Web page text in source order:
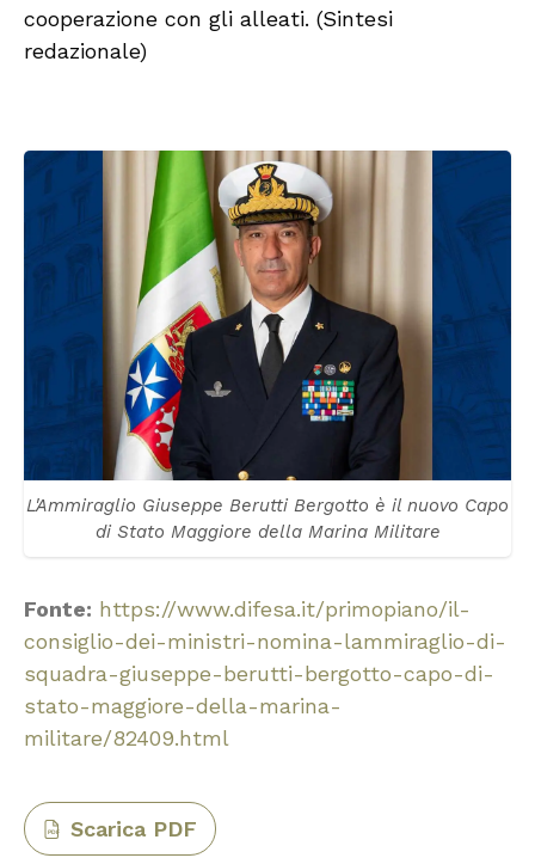
cooperazione con gli alleati. (Sintesi
redazionale)
L'Ammiraglio Giuseppe Berutti Bergotto è il nuovo Capo
di Stato Maggiore della Marina Militare
Fonte: https://www.difesa.it/primopiano/il-
consiglio-dei-ministri-nomina-lammiraglio-di-
squadra-giuseppe-berutti-bergotto-capo-di-
stato-maggiore-della-marina-
militare/82409.html
PDF Scarica PDF